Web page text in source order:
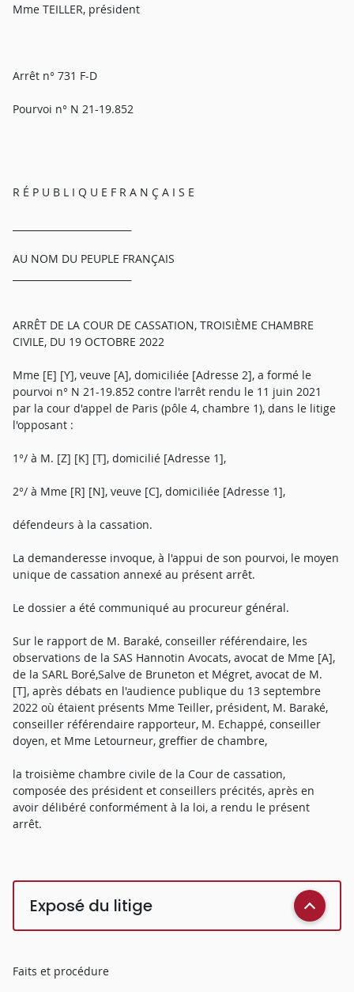
Mme TEILLER, président
Arrêt n° 731 F-D
Pourvoi n° N 21-19.852
R É P U B L I Q U E F R A N Ç A I S E
AU NOM DU PEUPLE FRANÇAIS
ARRÊT DE LA COUR DE CASSATION, TROISIÈME CHAMBRE
CIVILE, DU 19 OCTOBRE 2022
Mme [E] [Y], veuve [A], domiciliée [Adresse 2], a formé le
pourvoi n° N 21-19.852 contre l'arrêt rendu le 11 juin 2021
par la cour d'appel de Paris (pôle 4, chambre 1), dans le litige
l'opposant :
1°/ à M. [Z] [K] [T], domicilié [Adresse 1],
2°/ à Mme [R] [N], veuve [C], domiciliée [Adresse 1],
défendeurs à la cassation.
La demanderesse invoque, à l'appui de son pourvoi, le moyen
unique de cassation annexé au présent arrêt.
Le dossier a été communiqué au procureur général.
Sur le rapport de M. Baraké, conseiller référendaire, les
observations de la SAS Hannotin Avocats, avocat de Mme [A],
de la SARL Boré,Salve de Bruneton et Mégret, avocat de M.
[T], après débats en l'audience publique du 13 septembre
2022 où étaient présents Mme Teiller, président, M. Baraké,
conseiller référendaire rapporteur, M. Echappé, conseiller
doyen, et Mme Letourneur, greffier de chambre,
la troisième chambre civile de la Cour de cassation,
composée des président et conseillers précités, après en
avoir délibéré conformément à la loi, a rendu le présent
arrêt.
Exposé du litige
Faits et procédure